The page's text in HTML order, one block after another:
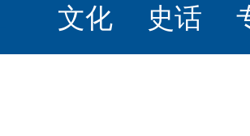
文化
史话